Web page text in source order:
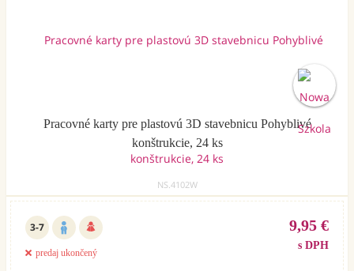
Pracovné karty pre plastovú 3D stavebnicu Pohyblivé
konštrukcie, 24 ks
NS.4102W
3-7
predaj ukončený
9,95 €
s DPH